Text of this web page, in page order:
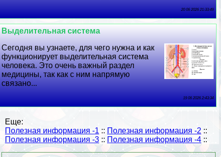
20 06 2026 21:33:49
Выделительная система
Сегодня вы узнаете, для чего нужна и как
функционирует выделительная система
человека. Это очень важный раздел
медицины, так как с ним напрямую
связано...
19 06 2026 2:43:34
Еще:
Полезная информация -1 :: Полезная информация -2 ::
Полезная информация -3 :: Полезная информация -4 ::